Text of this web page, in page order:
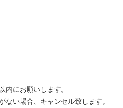
内にお願いします。
ない場合、キャンセル致します。